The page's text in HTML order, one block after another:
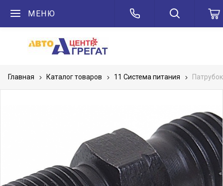
МЕНЮ
Главная Каталог товаров 11 Система питания